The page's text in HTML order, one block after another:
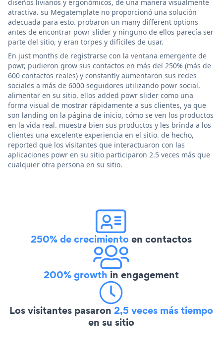
diseños livianos y ergonómicos, de una manera visualmente
atractiva. su Megatemplate no proporcionó una solución
adecuada para esto. probaron un many different options
antes de encontrar powr slider y ninguno de ellos parecía ser
parte del sitio, y eran torpes y difíciles de usar.
En just months de registrarse con la ventana emergente de
powr, pudieron grow sus contactos en más del 250% (más de
600 contactos reales) y constantly aumentaron sus redes
sociales a más de 6000 seguidores utilizando powr social.
alimentar en su sitio. ellos added powr slider como una
forma visual de mostrar rápidamente a sus clientes, ya que
son landing on la página de inicio, cómo se ven los productos
en la vida real. muestra bien sus productos y les brinda a los
clientes una excelente experiencia en el sitio. de hecho,
reported que los visitantes que interactuaron con las
aplicaciones powr en su sitio participaron 2.5 veces más que
cualquier otra persona en su sitio.
250% de crecimientoen contactos
200% growth in engagement
Los visitantes pasaron 2,5 veces más tiempo
en su sitio